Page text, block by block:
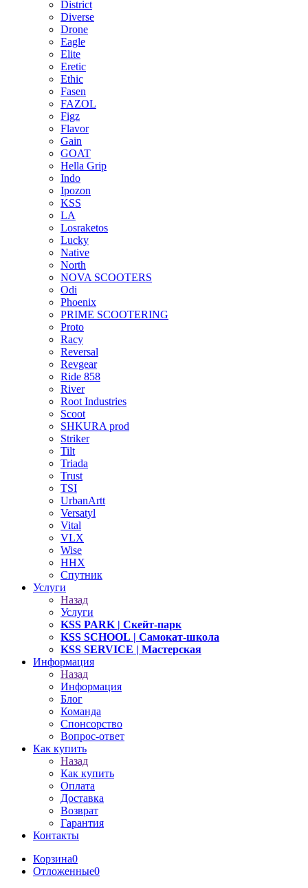
District
Diverse
Drone
Eagle
Elite
Eretic
Ethic
Fasen
FAZOL
Figz
Flavor
Gain
GOAT
Hella Grip
Indo
Ipozon
KSS
LA
Losraketos
Lucky
Native
North
NOVA SCOOTERS
Odi
Phoenix
PRIME SCOOTERING
Proto
Racy
Reversal
Revgear
Ride 858
River
Root Industries
Scoot
SHKURA рrоd
Striker
Tilt
Triada
Trust
TSI
UrbanArtt
Versatyl
Vital
VLX
Wise
ННХ
Спутник
Услуги
Назад
Услуги
KSS PARK | Скейт-парк
KSS SCHOOL | Самокат-школа
KSS SERVICE | Мастерская
Информация
Назад
Информация
Блог
Команда
Спонсорство
Вопрос-ответ
Как купить
Назад
Как купить
Оплата
Доставка
Возврат
Гарантия
Контакты
Корзина0
Отложенные0